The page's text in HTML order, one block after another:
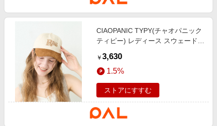
CIAOPANIC TYPY(チャオパニック
ティピー) レディース スウェード切
￥ 3,630
1.5%
ストアにすすむ